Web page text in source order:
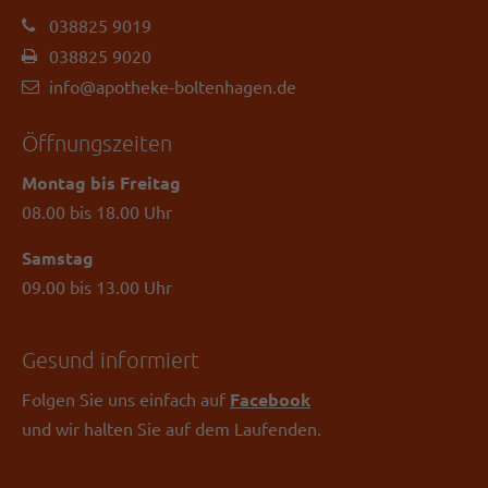
038825 9019
038825 9020
info@apotheke-boltenhagen.de
Öffnungszeiten
Montag bis Freitag
08.00 bis 18.00 Uhr
Samstag
09.00 bis 13.00 Uhr
Gesund informiert
Folgen Sie uns einfach auf Facebook
und wir halten Sie auf dem Laufenden.